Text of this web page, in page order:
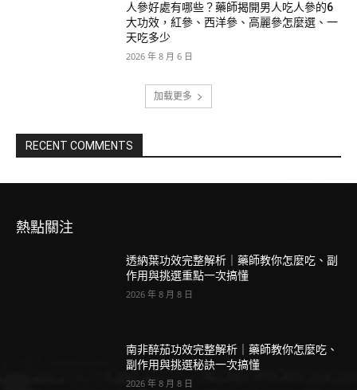
人參好處有哪些？藥師揭開男人吃人參的6
大功效，紅參、西洋參、高麗參怎麼選、一
天吃多少
2026 年 8 月 6 日
加载更多
RECENT COMMENTS
熱點關注
透納葉功效完整解析｜藥師教你怎麼吃、副
作用與挑選重點一次搞懂
2026 年 8 月 8 日
南非醉茄功效完整解析｜藥師教你怎麼吃、
副作用與挑選秘訣一次搞懂
2026 年 8 月 8 日